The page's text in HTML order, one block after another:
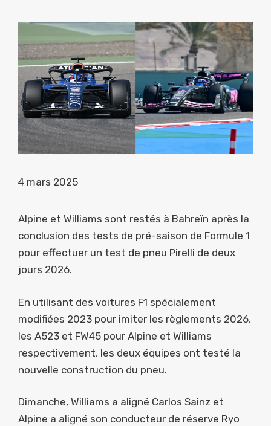
4 mars 2025
Alpine et Williams sont restés à Bahreïn après la
conclusion des tests de pré-saison de Formule 1
pour effectuer un test de pneu Pirelli de deux
jours 2026.
En utilisant des voitures F1 spécialement
modifiées 2023 pour imiter les règlements 2026,
les A523 et FW45 pour Alpine et Williams
respectivement, les deux équipes ont testé la
nouvelle construction du pneu.
Dimanche, Williams a aligné Carlos Sainz et
Alpine a aligné son conducteur de réserve Ryo